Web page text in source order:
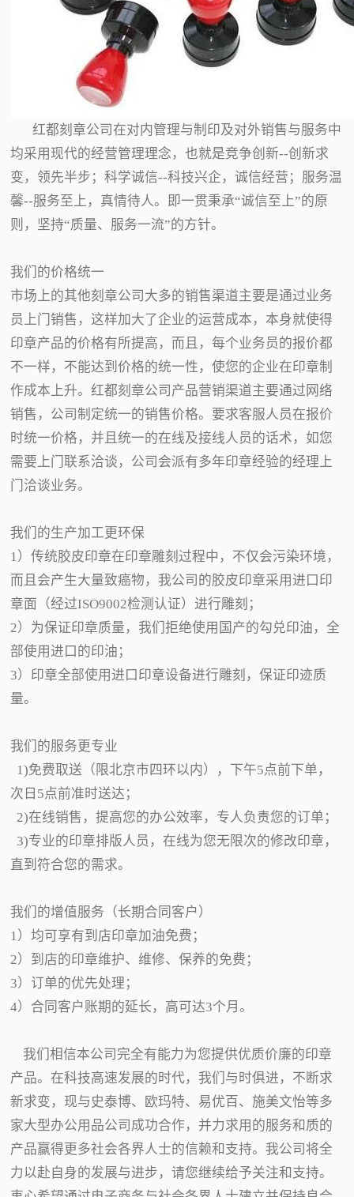
红都刻章公司在对内管理与制印及对外销售与服务中
均采用现代的经营管理理念，也就是竞争创新--创新求
变，领先半步；科学诚信--科技兴企，诚信经营；服务温
馨--服务至上，真情待人。即一贯秉承“诚信至上”的原
则，坚持“质量、服务一流”的方针。
我们的价格统一
市场上的其他刻章公司大多的销售渠道主要是通过业务
员上门销售，这样加大了企业的运营成本，本身就使得
印章产品的价格有所提高，而且，每个业务员的报价都
不一样，不能达到价格的统一性，使您的企业在印章制
作成本上升。红都刻章公司产品营销渠道主要通过网络
销售，公司制定统一的销售价格。要求客服人员在报价
时统一价格，并且统一的在线及接线人员的话术，如您
需要上门联系洽谈，公司会派有多年印章经验的经理上
门洽谈业务。
我们的生产加工更环保
1）传统胶皮印章在印章雕刻过程中，不仅会污染环境，
而且会产生大量致癌物，我公司的胶皮印章采用进口印
章面（经过ISO9002检测认证）进行雕刻；
2）为保证印章质量，我们拒绝使用国产的勾兑印油，全
部使用进口的印油；
3）印章全部使用进口印章设备进行雕刻，保证印迹质
量。
我们的服务更专业
1)免费取送（限北京市四环以内），下午5点前下单，
次日5点前准时送达；
2)在线销售，提高您的办公效率，专人负责您的订单；
3)专业的印章排版人员，在线为您无限次的修改印章，
直到符合您的需求。
我们的增值服务（长期合同客户）
1）均可享有到店印章加油免费；
2）到店的印章维护、维修、保养的免费；
3）订单的优先处理；
4）合同客户账期的延长，高可达3个月。
我们相信本公司完全有能力为您提供优质价廉的印章
产品。在科技高速发展的时代，我们与时俱进，不断求
新求变，现与史泰博、欧玛特、易优百、施美文怡等多
家大型办公用品公司成功合作，并力求用的服务和质的
产品赢得更多社会各界人士的信赖和支持。我公司将全
力以赴自身的发展与进步，请您继续给予关注和支持。